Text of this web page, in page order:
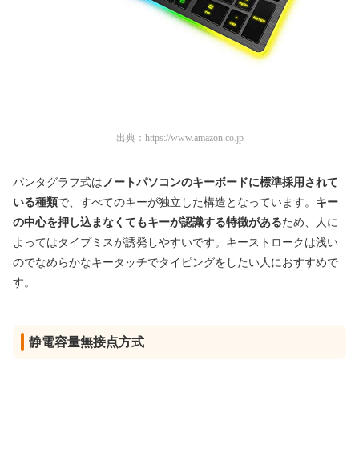
出典： https://www.amazon.co.jp
パンタグラフ式は ノートパソコンのキーボードに標準採用されて
いる種類で、すべてのキーが独立した構造となっています。 キー
の中心を押し込まなくてもキーが認識する特徴があるため、人に
よってはタイプミスが誘発しやすいです。キーストロークは浅い
のでなめらかなキータッチでタイピングをしたい人におすすめで
す。
静電容量無接点方式